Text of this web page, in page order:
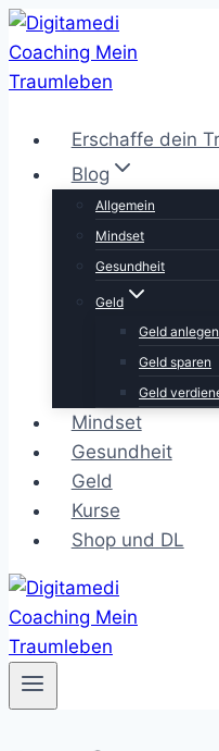
Zum
Inhalt
springen
Erschaffe dein
Blog
Allgemein
Mindset
Gesundheit
Geld
Geld anlegen
Geld sparen
Geld
Mindset
Gesundheit
Geld
Kurse
Shop und DL